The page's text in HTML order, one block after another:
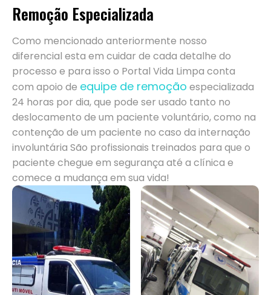
Remoção Especializada
Como mencionado anteriormente nosso
diferencial esta em cuidar de cada detalhe do
processo e para isso o Portal Vida Limpa conta
com apoio de equipe de remoção especializada
24 horas por dia, que pode ser usado tanto no
deslocamento de um paciente voluntário, como na
contenção de um paciente no caso da internação
involuntária São profissionais treinados para que o
paciente chegue em segurança até a clínica e
comece a mudança em sua vida!